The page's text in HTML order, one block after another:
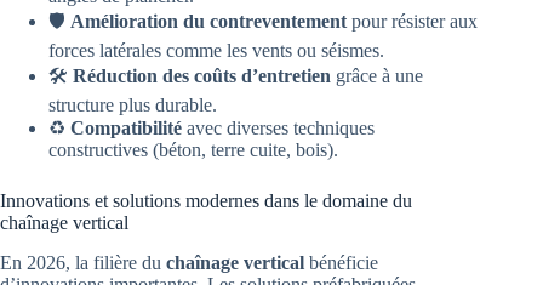
🛡️ Amélioration du contreventement pour résister aux
forces latérales comme les vents ou séismes.
🛠️ Réduction des coûts d’entretien grâce à une
structure plus durable.
♻️ Compatibilité avec diverses techniques
constructives (béton, terre cuite, bois).
Innovations et solutions modernes dans le domaine du
chaînage vertical
En 2026, la filière du chaînage vertical bénéficie